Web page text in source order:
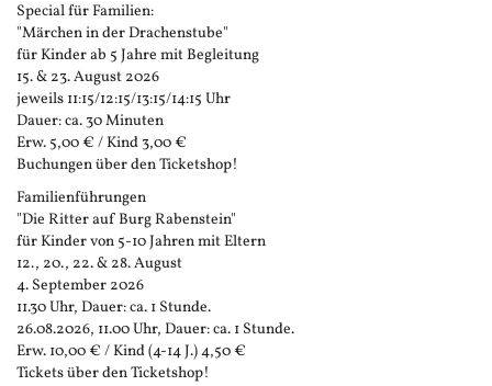
Special für Familien:
"Märchen in der Drachenstube"
für Kinder ab 5 Jahre mit Begleitung
15. & 23. August 2026
jeweils 11:15/12:15/13:15/14:15 Uhr
Dauer: ca. 30 Minuten
Erw. 5,00 € / Kind 3,00 €
Buchungen über den Ticketshop!
Familienführungen
"Die Ritter auf Burg Rabenstein"
für Kinder von 5-10 Jahren mit Eltern
12., 20., 22. & 28. August
4. September 2026
11.30 Uhr, Dauer: ca. 1 Stunde.
26.08.2026, 11.00 Uhr, Dauer: ca. 1 Stunde.
Erw. 10,00 € / Kind (4-14 J.) 4,50 €
Tickets über den Ticketshop!